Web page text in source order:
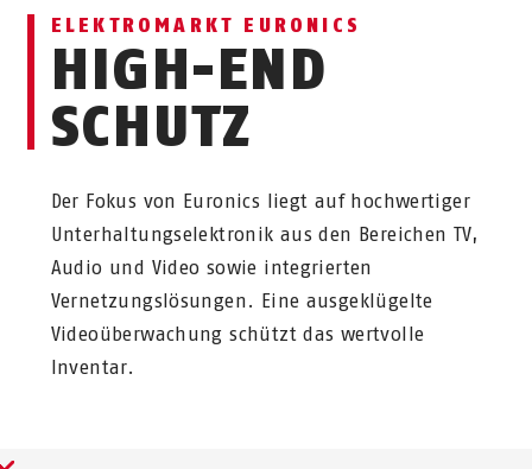
ELEKTROMARKT EURONICS
HIGH-END
SCHUTZ
Der Fokus von Euronics liegt auf hochwertiger
Unterhaltungselektronik aus den Bereichen TV,
Audio und Video sowie integrierten
Vernetzungslösungen. Eine ausgeklügelte
Videoüberwachung schützt das wertvolle
Inventar.